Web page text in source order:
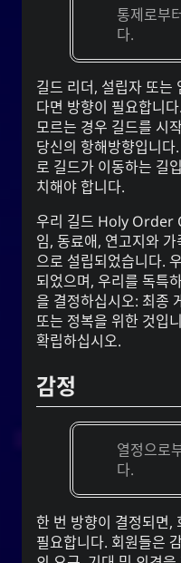
통제로부
다.
길드 리더, 설립자 또는
다면 방향이 필요합니
모르는 경우 길드를 시
당신의 항해방향입니
로 길드가 이동하는 길
치해야 합니다.
우리 길드 Holy Order
임, 동료애, 연고지와
으로 설립되었습니다.
되었으며, 우리를 독특
을 결정하십시오: 최종
또는 정복을 위한 것입
확립하십시오.
감정
열정으로
다.
한 번 방향이 결정되면,
필요합니다. 회원들은